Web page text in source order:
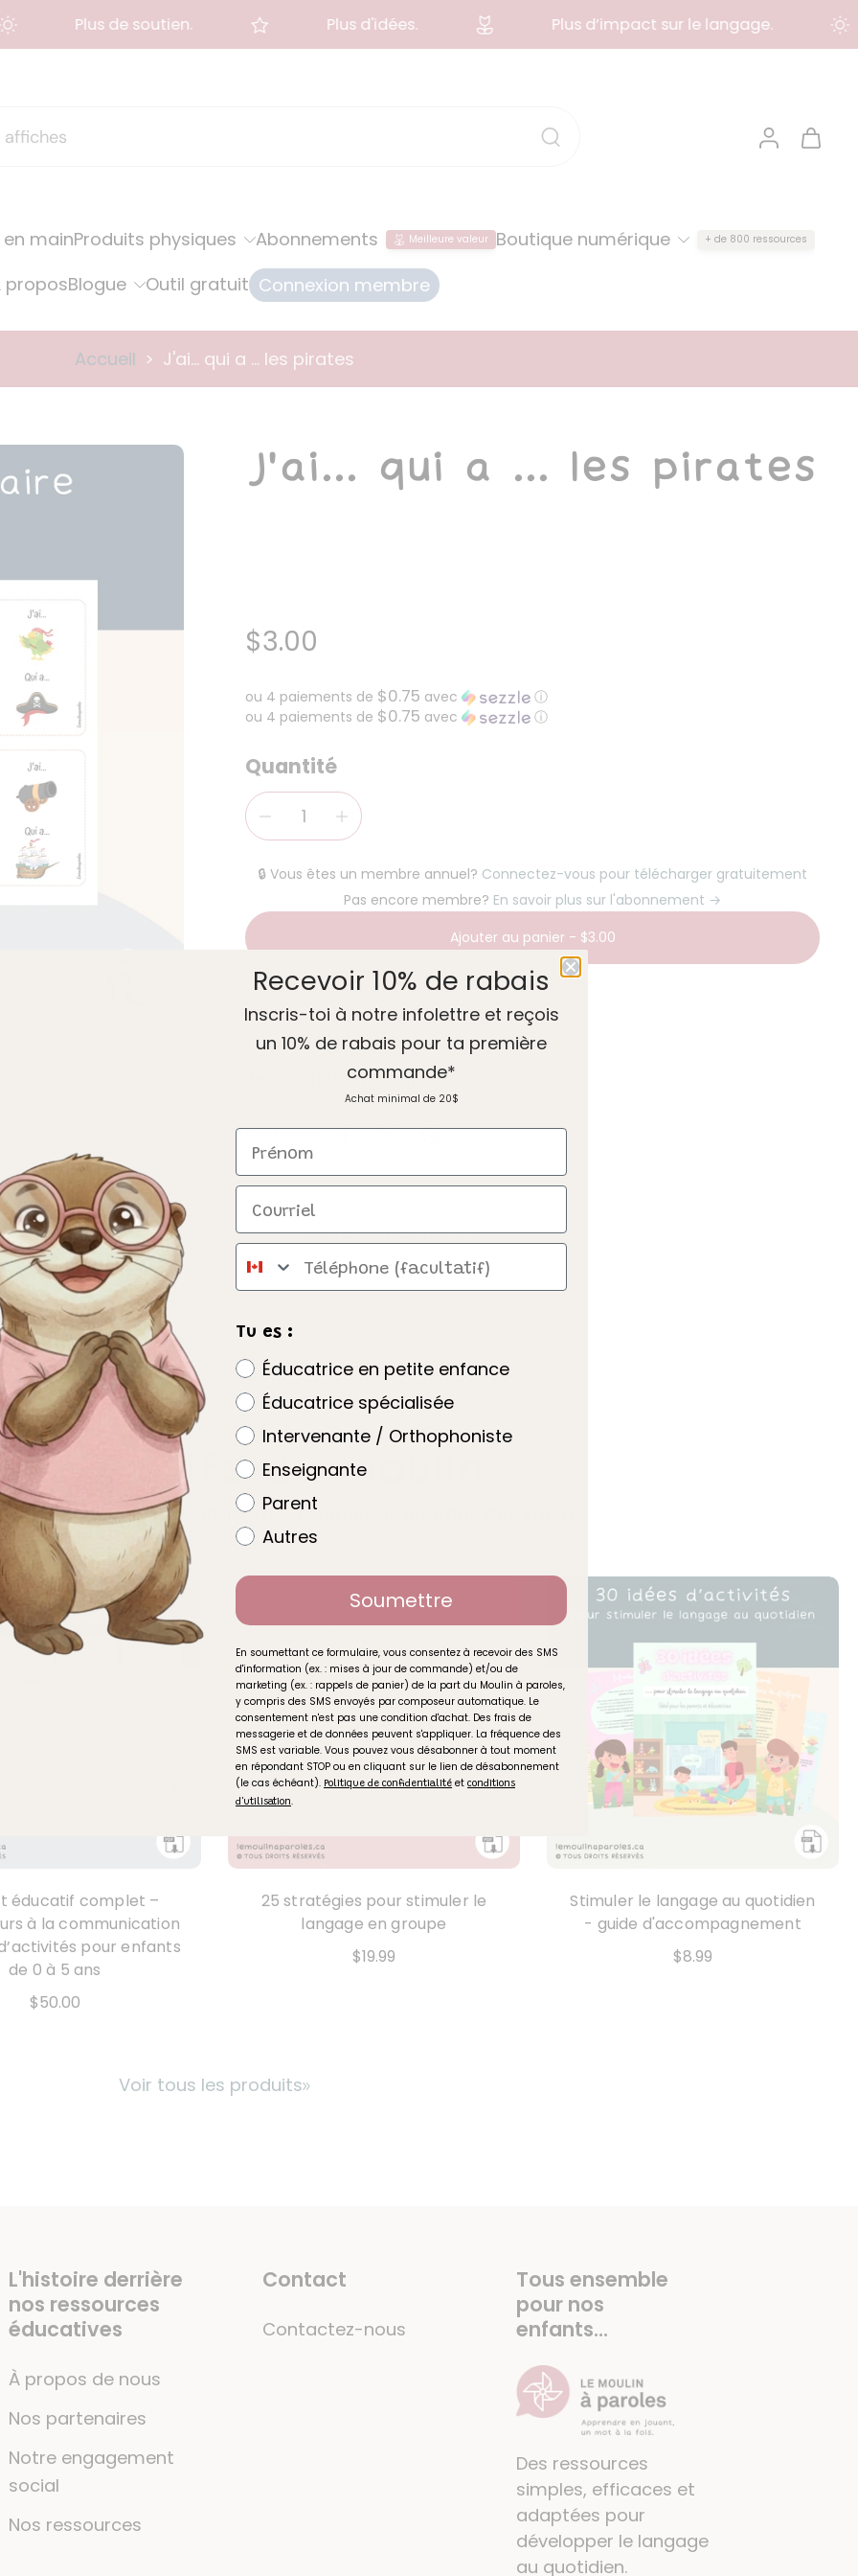
Plus de soutien. Plus d'idées. Plus d’impact sur le langage.
en mainProduits physiques Abonnements Meilleure valeur Boutique numérique + de 800 ressources
proposBlogue Outil gratuit Connexion membre
Accueil > J'ai... qui a ... les pirates
J'ai... qui a ... les pirates
$3.00
ou 4 paiements de $0.75 avec
ⓘ
ou 4 paiements de $0.75 avec ⓘ
Quantité
🔒 Vous êtes un membre annuel? Connectez-vous pour télécharger gratuitement
Pas encore membre? En savoir plus sur l'abonnement →
Ajouter au panier - $3.00
Objectifs : Enrichir le vocabulaire
Jeu parfait en groupe
Partager
Ajouter à mes favoris
exclusifs du moulin
créées avec intention, pour stimuler le langage autrement.
éducatif complet –
à la communication
pour enfants
de 0 à 5 ans
$50.00
25 stratégies pour stimuler le
langage en groupe
$19.99
Stimuler le langage au quotidien
- guide d'accompagnement
$8.99
Voir tous les produits
L'histoire derrière
nos ressources
éducatives
À propos de nous
Nos partenaires
Notre engagement
social
Nos ressources
Contact
Contactez-nous
Tous ensemble
pour nos
enfants...
Des ressources
simples, efficaces et
adaptées pour
développer le langage
au quotidien.
Recevoir 10% de rabais
Inscris-toi à notre infolettre et reçois
un 10% de rabais pour ta première
commande*
Achat minimal de 20$
Prénom
Courriel
Téléphone
Tu es :
Éducatrice en petite enfance
Éducatrice spécialisée
Intervenante / Orthophoniste
Enseignante
Parent
Autres
Soumettre
En soumettant ce formulaire, vous consentez à recevoir des SMS
d'information (ex. : mises à jour de commande) et/ou de
marketing (ex. : rappels de panier) de la part du Moulin à paroles,
y compris des SMS envoyés par composeur automatique. Le
consentement n'est pas une condition d'achat. Des frais de
messagerie et de données peuvent s'appliquer. La fréquence des
SMS est variable. Vous pouvez vous désabonner à tout moment
en répondant STOP ou en cliquant sur le lien de désabonnement
(le cas échéant). Politique de confidentialité et conditions
d'utilisation.